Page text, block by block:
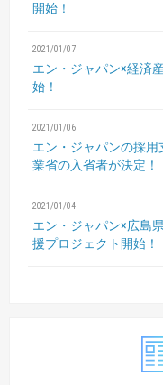
開始！
2021/01/07
エン・ジャパン×経済
始！
2021/01/06
エン・ジャパンの採用
業省の入省者が決定！
2021/01/04
エン・ジャパン×広島
援プロジェクト開始！